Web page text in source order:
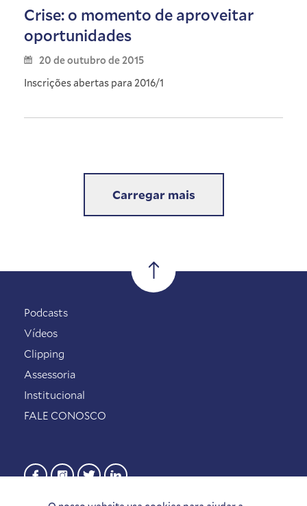
Crise: o momento de aproveitar
oportunidades
20 de outubro de 2015
Inscrições abertas para 2016/1
Carregar mais
Podcasts
Vídeos
Clipping
Assessoria
Institucional
FALE CONOSCO